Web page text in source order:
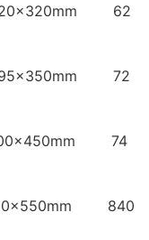
62
72
74
840